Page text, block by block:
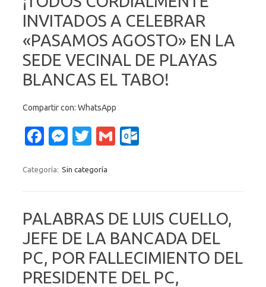
o
k
er
c
o
m
INVITADOS A CELEBRAR
«PASAMOS AGOSTO» EN LA
SEDE VECINAL DE PLAYAS
BLANCAS EL TABO!
Compartir con: WhatsApp
Fa
e
o
o
k
M
se
g
er
T
it
r
G
k.
c
o
m
Categoría: Sin categoría
PALABRAS DE LUIS CUELLO,
JEFE DE LA BANCADA DEL
PC, POR FALLECIMIENTO DEL
PRESIDENTE DEL PC,